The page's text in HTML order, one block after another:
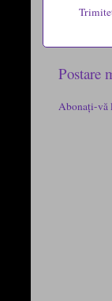
Postare
Abonați-vă